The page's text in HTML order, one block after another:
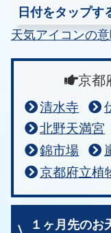
日付をタップす
天気アイコンの
京都
清水寺
北野天満宮
錦市場
京都府立植
１ヶ月先のお